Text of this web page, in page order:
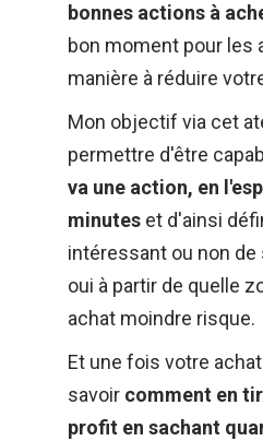
bonnes actions à
bon moment pour les
manière à réduire
Mon objectif via cet
permettre d'être
va une action, en
minutes et d'ainsi
intéressant ou non
oui à partir de quelle
achat moindre risque.
Et une fois votre
savoir comment en
profit en sachant